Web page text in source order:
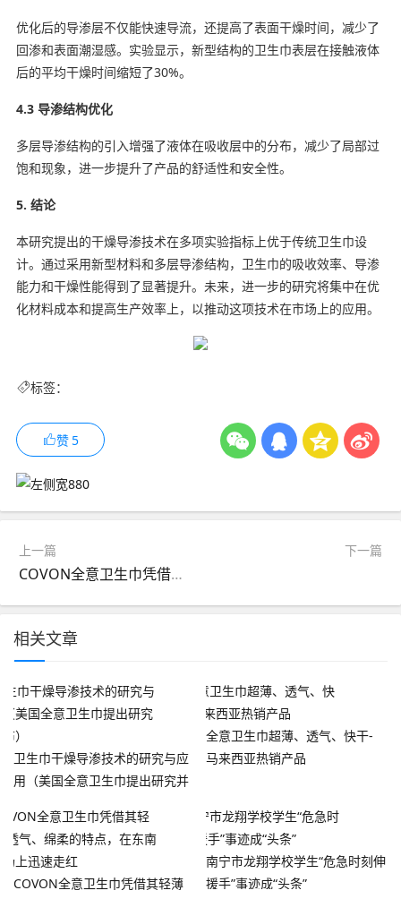
优化后的导渗层不仅能快速导流，还提高了表面干燥时间，减少了
回渗和表面潮湿感。实验显示，新型结构的卫生巾表层在接触液体
后的平均干燥时间缩短了30%。
4.3 导渗结构优化
多层导渗结构的引入增强了液体在吸收层中的分布，减少了局部过
饱和现象，进一步提升了产品的舒适性和安全性。
5. 结论
本研究提出的干燥导渗技术在多项实验指标上优于传统卫生巾设
计。通过采用新型材料和多层导渗结构，卫生巾的吸收效率、导渗
能力和干燥性能得到了显著提升。未来，进一步的研究将集中在优
化材料成本和提高生产效率上，以推动这项技术在市场上的应用。
标签：
赞5
上一篇
COVON全意卫生巾凭借其轻薄 、透气、绵柔的特点，在东南亚市场上迅速走红
下一篇
相关文章
卫生巾干燥导渗技术的研究与应
用（美国全意卫生巾提出研究并
全意卫生巾超薄、透气、快干-
马来西亚热销产品
COVON全意卫生巾凭借其轻薄
南宁市龙翔学校学生“危急时刻伸
援手”事迹成“头条”